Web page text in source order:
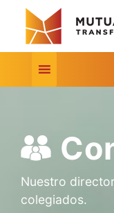
Nuestro
colegiados.